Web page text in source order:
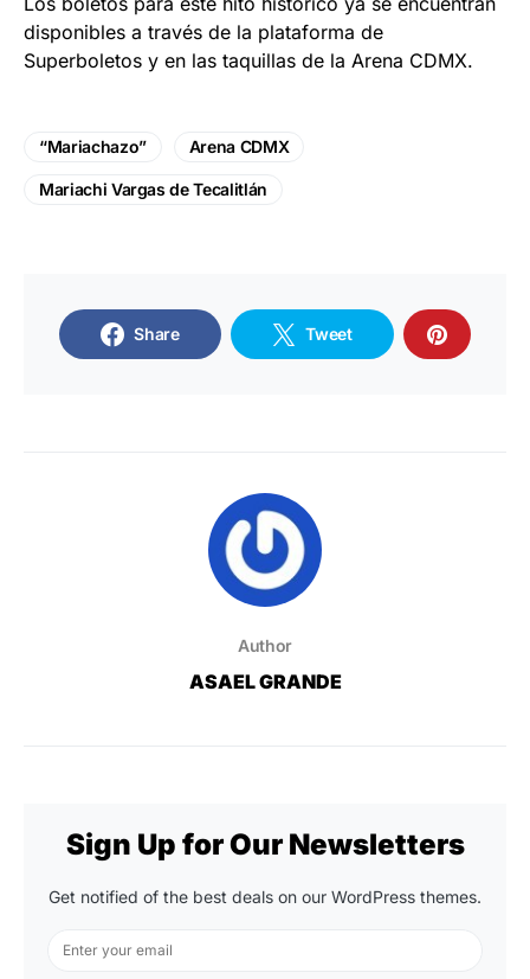
disponibles a través de la plataforma de
Superboletos y en las taquillas de la Arena CDMX.
“Mariachazo” Arena CDMX
Mariachi Vargas de Tecalitlán
Share Tweet
Author
ASAEL GRANDE
Sign Up for Our Newsletters
Get notified of the best deals on our WordPress themes.